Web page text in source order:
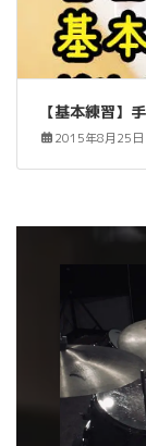
【基本練習】
2015年8月25日